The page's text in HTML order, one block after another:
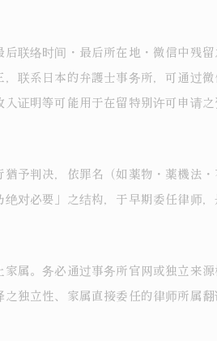
联络时间・最后所在地・微信中残
联系日本的弁護士事务所，可通过
证明等可能用于在留特别许可申请之
予判决，依罪名（如薬物・薬機法
对必要」之结构，于早期委任律师，
属。务必通过事务所官网或独立来
独立性、家属直接委任的律师所属翻